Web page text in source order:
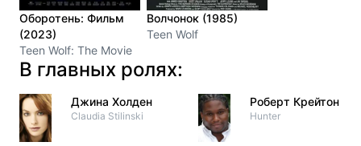
Оборотень: Фильм
(2023)
Teen Wolf: The Movie
Волчонок (1985)
Teen Wolf
В главных ролях:
Джина Холден
Claudia Stilinski
Роберт Крейтон
Hunter